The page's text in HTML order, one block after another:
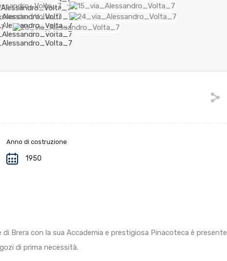
Anno di costruzione
1950
Brera con la sua Accademia e prestigiosa Pinacoteca è presente
di prima necessità.